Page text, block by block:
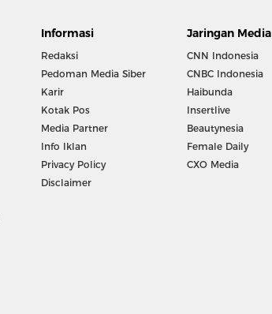
Informasi
Redaksi
Pedoman Media Siber
Karir
Kotak Pos
Media Partner
Info Iklan
Privacy Policy
Disclaimer
Jaringan Media
CNN Indonesia
CNBC Indonesia
Haibunda
Insertlive
Beautynesia
Female Daily
CXO Media